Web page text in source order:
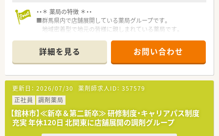
・・＊ 薬局の特徴 ＊・・
■群馬県内で店舗展開している薬局グループです。
地域密着型で地元の皆様に親しまれている薬局です。
るなど
活躍の場が広がる環境です。キャリアアップ志向の方にお勧
めです。
■全店舗で電子薬歴を導入しています。
安心かつ効率よく業務に専念できる環境です。
詳細を見る お問い合わせ
更新日： 2026/07/30 薬剤師求人ID： 357579
正社員
調剤薬局
【館林市】≪新卒＆第二新卒≫ 研修制度・キャリアパス制度
充実 年休120日 北関東に店舗展開の調剤グループ